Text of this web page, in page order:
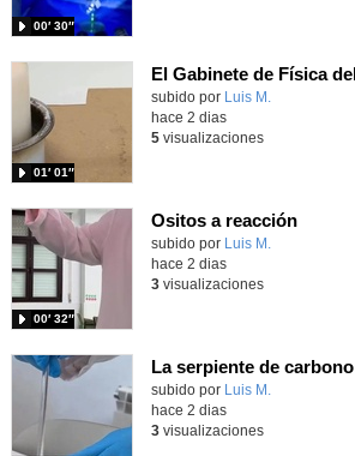
00′ 30″
Contenido educativo.
subido por Luis M.
01′ 01″
hace 2 dias
5visualizaciones
Ositos a reacción
Contenido educativo.
subido por Luis M.
00′ 32″
hace 2 dias
3visualizaciones
La serpiente de carbono
Contenido educativo.
subido por Luis M.
hace 2 dias
3visualizaciones